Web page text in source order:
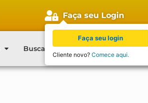
Faça seu Login
Buscar Cartas Blog Contato
Faça seu login
Cliente novo? Comece aqui.